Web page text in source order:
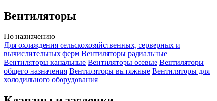
Вентиляторы
По назначению
Для охлаждения сельскохозяйственных, серверных и
вычислительных ферм Вентиляторы радиальные
Вентиляторы канальные Вентиляторы осевые Вентиляторы
общего назначения Вентиляторы вытяжные Вентиляторы для
холодильного оборудования